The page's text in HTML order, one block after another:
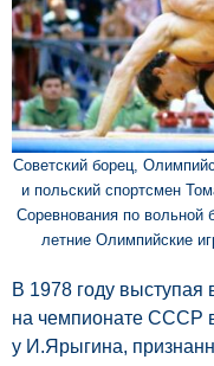
Советский борец,
и польский спортсмен
Соревнования по вольной
летние Олимпийские
В 1978 году выступая
на чемпионате СССР
у И.Ярыгина,